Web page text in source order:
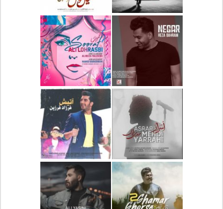
دانلود آلبوم جدید سیروان
خسروی بنام مونولوگ
دانلود آهنگ جدید علیرضا
قربانی بنام خیال خوش
دانلود آهنگ جدید رضا
بهرام بنام نگار
دانلود آهنگ جدید علی
لهراسبی بنام صورت
دانلود آهنگ جدید مهدی
یراحی بنام اسرار
دانلود آهنگ جدید فرزاد
فرزین بنام آتیش